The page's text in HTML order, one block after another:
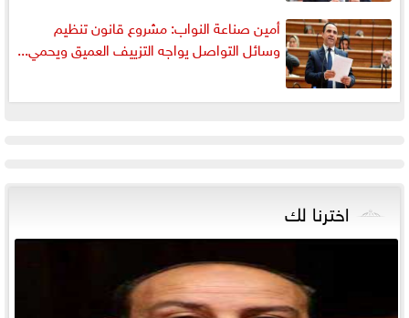
أمين صناعة النواب: مشروع قانون تنظيم
وسائل التواصل يواجه التزييف العميق ويحمي...
اخترنا لك